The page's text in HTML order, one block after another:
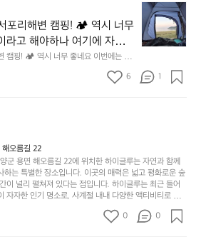
나
잠
에
기
까
이
걸
리
는
순
지
의
초
기
품
갑’입
니
다.
일
상
에
용
할
수
있
록.
분
하
고,
단
순
하
포리해변 캠핑! 🏕 역시 너무
고 해야하나 여기에 자리를
치도 좋네요  서해치고 물도
고 1박 2일은 넘 짧게 느껴지
은 7시쯤, 동네에서 관리) .수
cu .2분거리 음식점  항구에
니네요 ㅎㅎㅎ 아이들 엄청
서 철수할때까지 물놀이 3
캠핑! 🏕 역시 너무 좋네요 이번에는 솔
잡았는데 정말 시원하고 경치도 좋네요
기 좋고 1박 2일은 넘 짧게 느껴지네요  .
네요 ㅎㅎㅎ 아이들 엄청 좋아하네요 점
3타임이나 했네요 ⛱️
년
만
에
문
포
리
해
변
캠
핑!
6 1
해오름길 22
군 용면 해오름길 22에 위치한 하이글루는 자연과 함께
하는 특별한 장소입니다. 이곳의 매력은 넓고 평화로운 숲
이 널리 펼쳐져 있다는 점입니다. 하이글루는 최근 들어
자자한 인기 명소로, 사계절 내내 다양한 액티비티로 방
루의 독특한 시설인 글램핑 텐트는 고객들에게 아늑한 잠
층 더해 줍니다. 밖에서는 자연의 소리를 들으며, 내부에
0 0